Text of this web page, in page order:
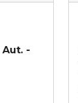
Aut. -